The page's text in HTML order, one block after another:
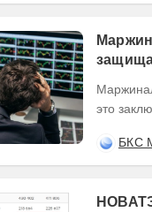
это
заемных
БКС